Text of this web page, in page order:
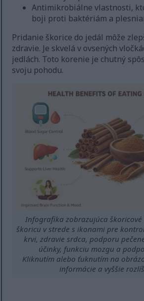
Antimikrobiálne vlastnosti,
boji proti baktériám a
Pridanie škorice do jedál môže
zdravie. Je skvelá v ovsených
jedlách. Toto korenie je chutný
svoju pohodu.
Infografika zobrazujúca škoricové
škoricu v strede s ikonami pre
krvi, zdravie srdca, podporu
účinky, funkciu mozgu a
Kliknutím alebo ťuknutím na
informácie a vyššie